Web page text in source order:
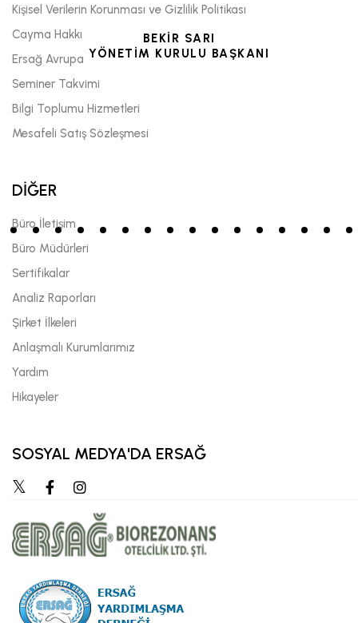
BEKİR SARI
YÖNETİM KURULU BAŞKANI
Kişisel Verilerin Korunması ve Gizlilik Politikası
Cayma Hakkı
Ersağ Avrupa
Seminer Takvimi
Bilgi Toplumu Hizmetleri
Mesafeli Satış Sözleşmesi
DİĞER
Büro İletişim
Büro Müdürleri
Sertifikalar
Analiz Raporları
Şirket İlkeleri
Anlaşmalı Kurumlarımız
Yardım
Hikayeler
SOSYAL MEDYA'DA ERSAĞ